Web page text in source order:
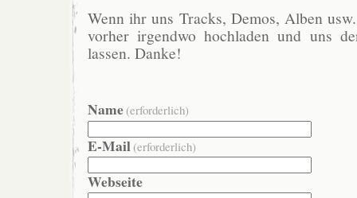
Wenn ihr uns Tracks, Demos, Alben
vorher irgendwo hochladen und uns
lassen. Danke!
Name (erforderlich)
E-Mail (erforderlich)
Webseite